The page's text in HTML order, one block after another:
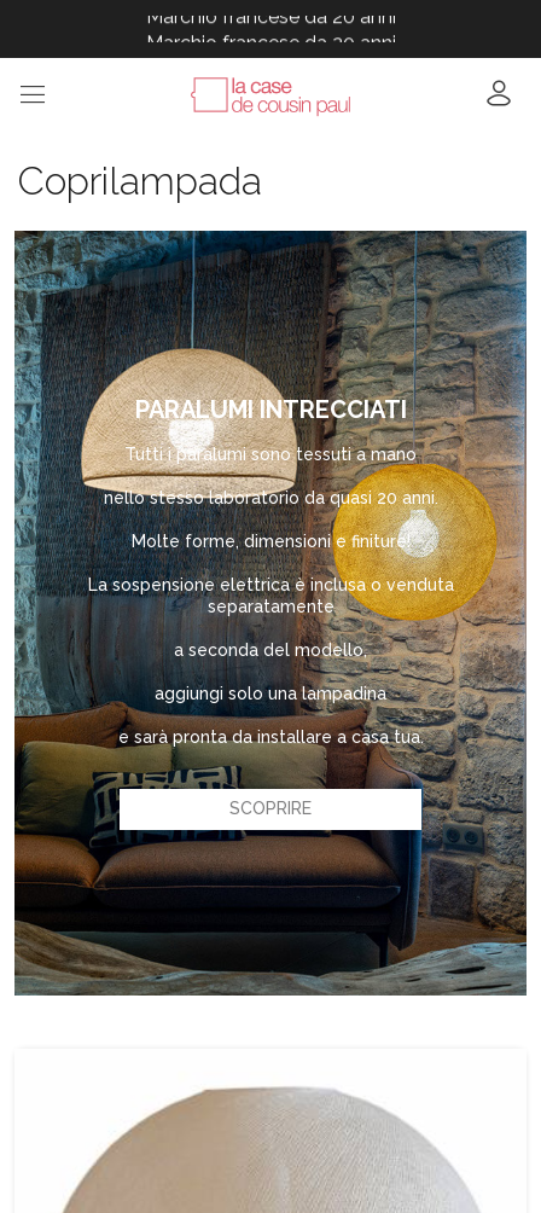
Marchio francese da 20 anni
Marchio francese da 20 anni
Marchio francese da 20 anni
Marchio francese da 20 anni
Coprilampada
PARALUMI INTRECCIATI
Tutti i paralumi sono tessuti a mano
nello stesso laboratorio da quasi 20 anni.
Molte forme, dimensioni e finiture!
La sospensione elettrica è inclusa o venduta
separatamente
a seconda del modello,
aggiungi solo una lampadina
e sarà pronta da installare a casa tua.
SCOPRIRE